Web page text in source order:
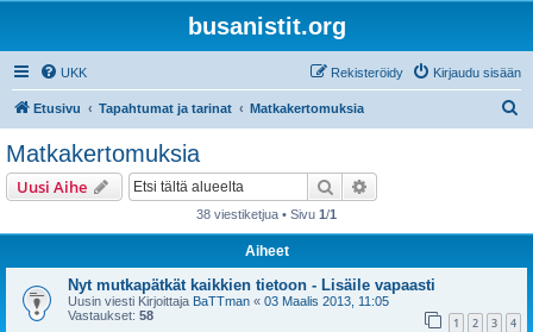
busanistit.org
UKK Kirjaudu sisään
Rekisteröidy
Etusivu Tapahtumat ja tarinat Matkakertomuksia
Matkakertomuksia
Uusi Aihe Etsi
38 viestiketjua • Sivu 1/1
Aiheet
Nyt mutkapätkät kaikkien tietoon - Lisäile vapaasti
Uusin viesti Kirjoittaja BaTTman « 03 Maalis 2013, 11:05
Vastaukset: 58 1 2 3 4